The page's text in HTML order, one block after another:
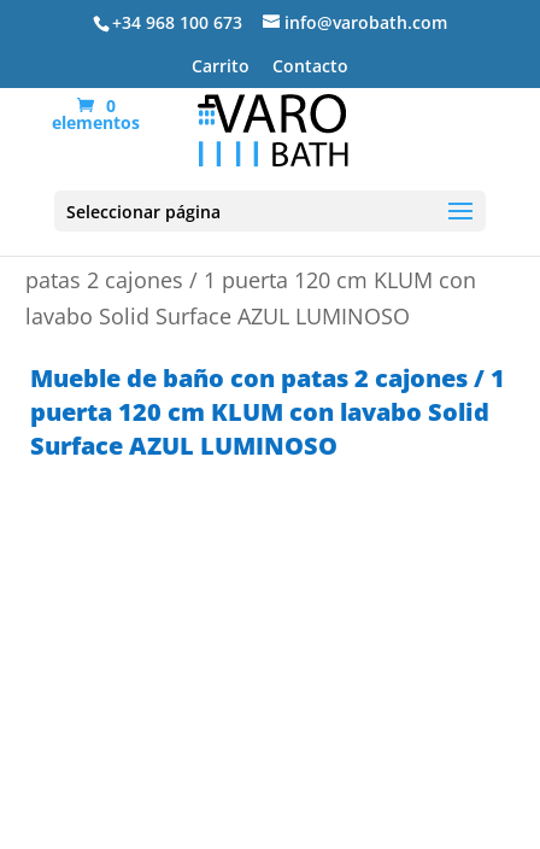
+34 968 100 673
info@varobath.com
Carrito
Contacto
0
elementos
Seleccionar página
patas 2 cajones / 1 puerta 120 cm KLUM con
lavabo Solid Surface AZUL LUMINOSO
Mueble de baño con patas 2 cajones / 1
puerta 120 cm KLUM con lavabo Solid
Surface AZUL LUMINOSO